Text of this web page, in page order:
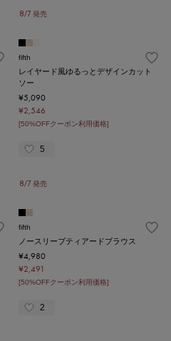
8/7 発売
fifth
レイヤード風ゆるっとデザインカット
ソー
¥5,090
¥2,546
[50%OFFクーポン利用価格]
5
8/7 発売
fifth
ノースリーブティアードブラウス
¥4,980
¥2,491
[50%OFFクーポン利用価格]
2